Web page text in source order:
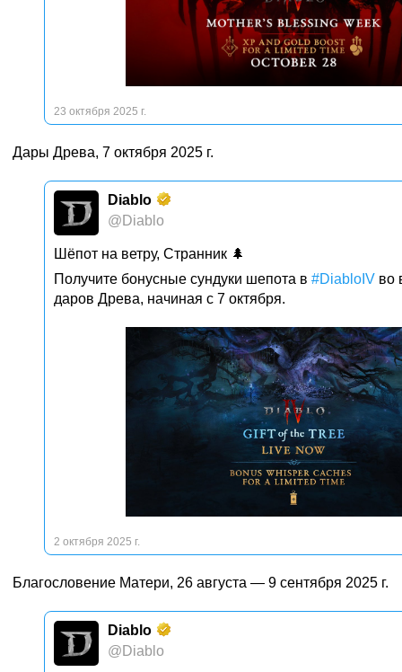
23 октября 2025 г.
Дары Древа, 7 октября 2025 г.
Diablo
@Diablo
Шёпот на ветру, Странник 🌲
Получите бонусные сундуки шепота в #DiabloIV во
даров Древа, начиная с 7 октября.
2 октября 2025 г.
Благословение Матери, 26 августа — 9 сентября 2025 г.
Diablo
@Diablo